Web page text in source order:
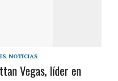
, NOTICIAS
Vegas, líder en